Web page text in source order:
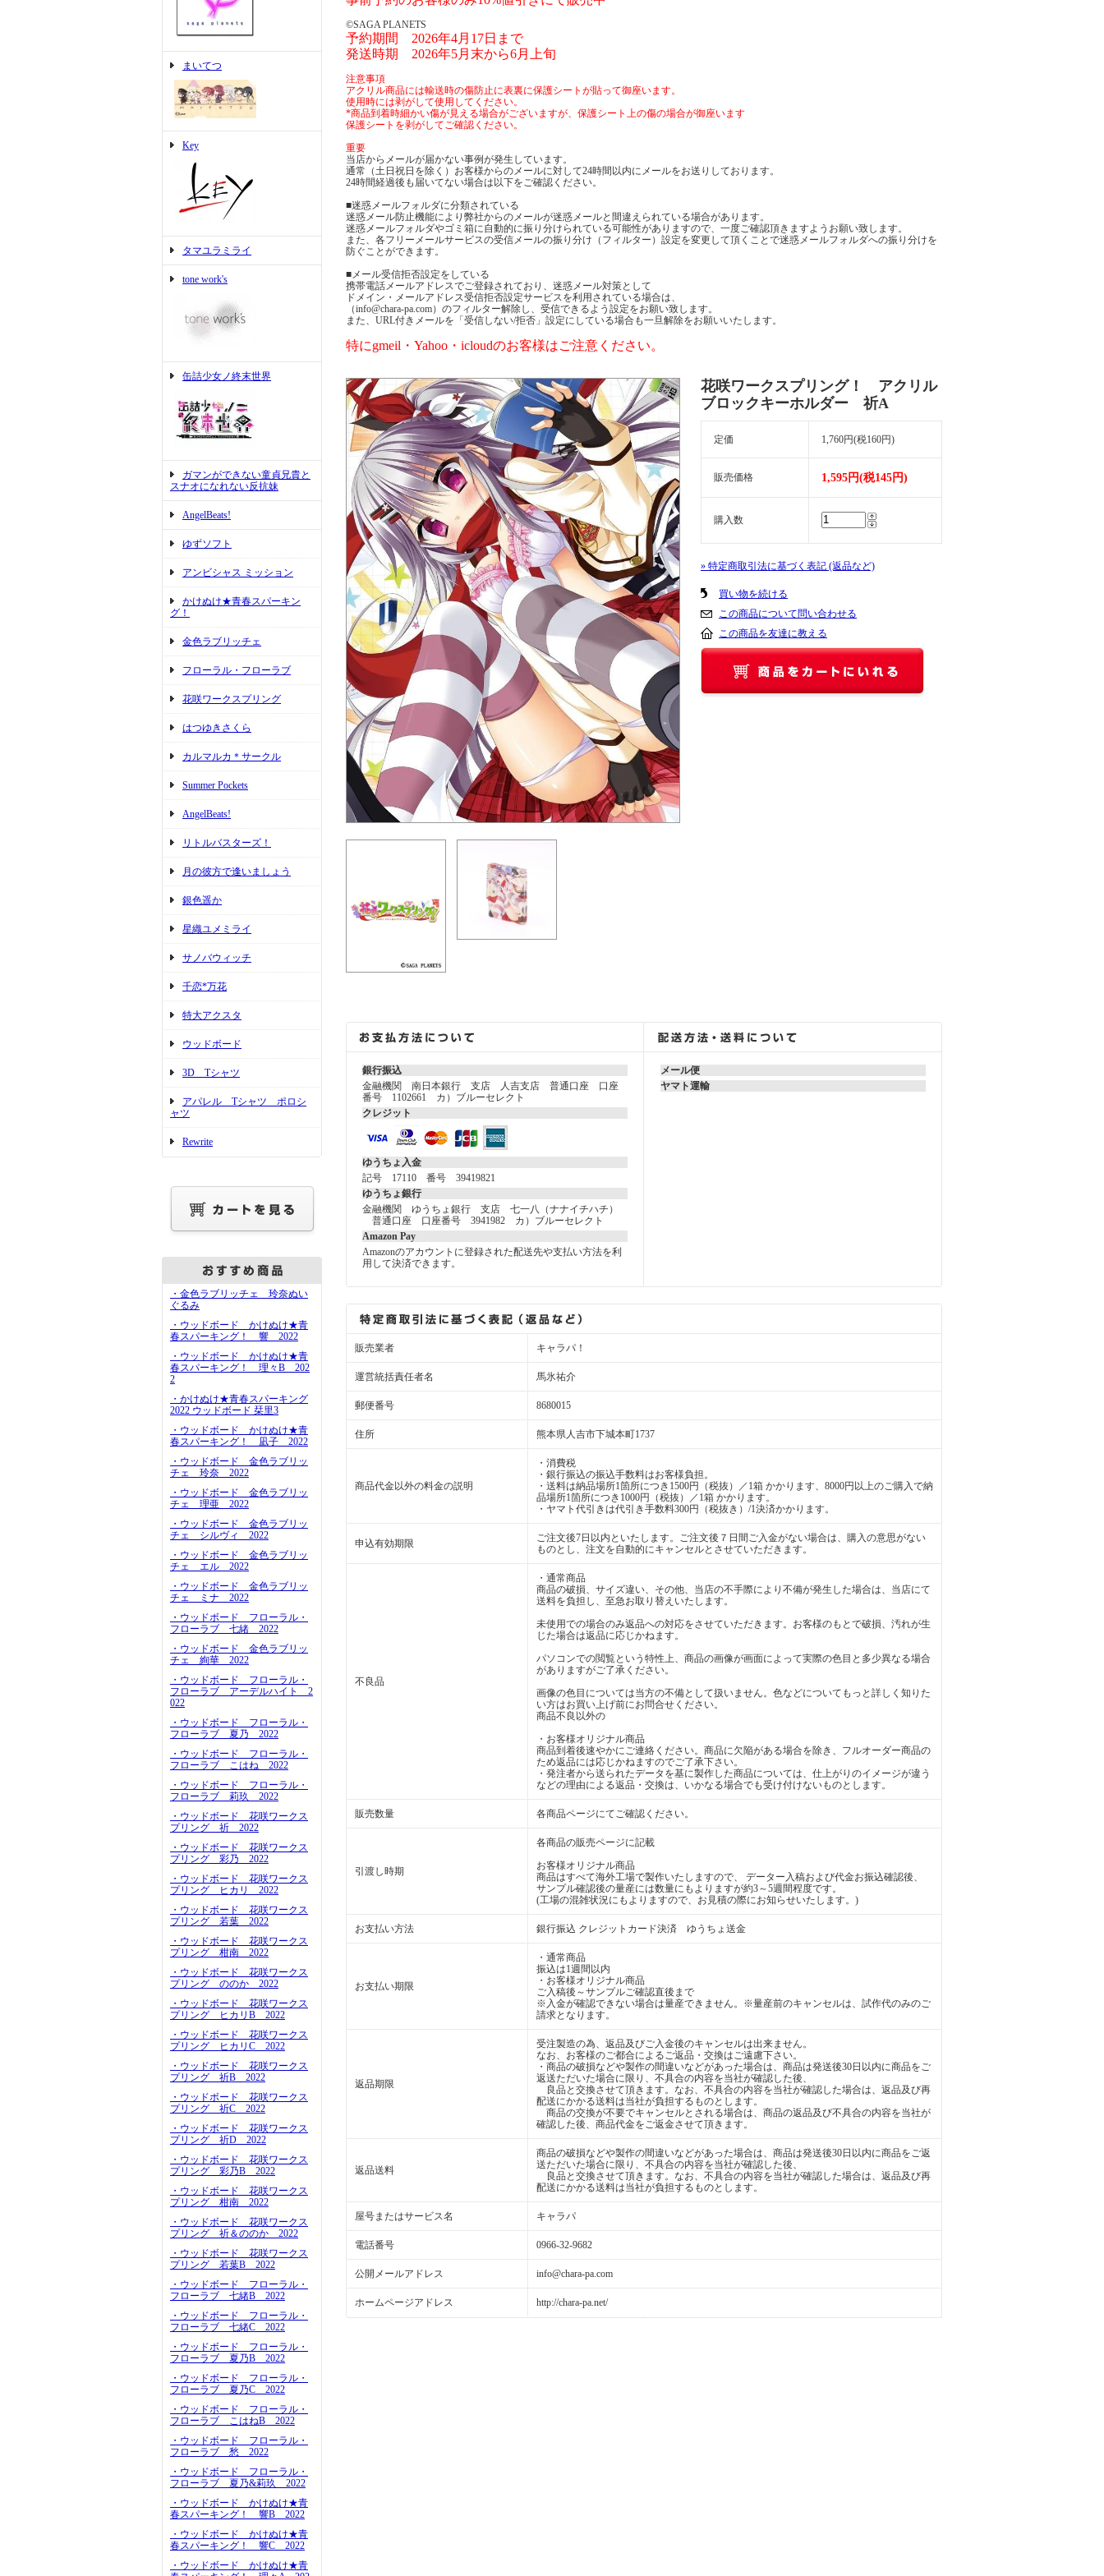
まいてつ
Key
タマユラミライ
tone work's
缶詰少女ノ終末世界
ガマンができない童貞兄貴と
スナオになれない反抗妹
AngelBeats!
ゆずソフト
アンビシャス ミッション
かけぬけ★青春スパーキン
グ！
金色ラブリッチェ
フローラル・フローラブ
花咲ワークスプリング
はつゆきさくら
カルマルカ＊サークル
Summer Pockets
AngelBeats!
リトルバスターズ！
月の彼方で逢いましょう
銀色遥か
星織ユメミライ
サノバウィッチ
千恋*万花
特大アクスタ
ウッドボード
3D Tシャツ
アパレル Tシャツ ポロシ
ャツ
Rewrite
・金色ラブリッチェ 玲奈ぬい
ぐるみ
・ウッドボード かけぬけ★青
春スパーキング！ 響 2022
・ウッドボード かけぬけ★青
春スパーキング！ 理々B 202
2
・かけぬけ★青春スパーキング
2022 ウッドボード 栞里3
・ウッドボード かけぬけ★青
春スパーキング！ 凪子 2022
・ウッドボード 金色ラブリッ
チェ 玲奈 2022
・ウッドボード 金色ラブリッ
チェ 理亜 2022
・ウッドボード 金色ラブリッ
チェ シルヴィ 2022
・ウッドボード 金色ラブリッ
チェ エル 2022
・ウッドボード 金色ラブリッ
チェ ミナ 2022
・ウッドボード フローラル・
フローラブ 七緒 2022
・ウッドボード 金色ラブリッ
チェ 絢華 2022
・ウッドボード フローラル・
フローラブ アーデルハイト 2
022
・ウッドボード フローラル・
フローラブ 夏乃 2022
・ウッドボード フローラル・
フローラブ こはね 2022
・ウッドボード フローラル・
フローラブ 莉玖 2022
・ウッドボード 花咲ワークス
プリング 祈 2022
・ウッドボード 花咲ワークス
プリング 彩乃 2022
・ウッドボード 花咲ワークス
プリング ヒカリ 2022
・ウッドボード 花咲ワークス
プリング 若葉 2022
・ウッドボード 花咲ワークス
プリング 柑南 2022
・ウッドボード 花咲ワークス
プリング ののか 2022
・ウッドボード 花咲ワークス
プリング ヒカリB 2022
・ウッドボード 花咲ワークス
プリング ヒカリC 2022
・ウッドボード 花咲ワークス
プリング 祈B 2022
・ウッドボード 花咲ワークス
プリング 祈C 2022
・ウッドボード 花咲ワークス
プリング 祈D 2022
・ウッドボード 花咲ワークス
プリング 彩乃B 2022
・ウッドボード 花咲ワークス
プリング 柑南 2022
・ウッドボード 花咲ワークス
プリング 祈＆ののか 2022
・ウッドボード 花咲ワークス
プリング 若葉B 2022
・ウッドボード フローラル・
フローラブ 七緒B 2022
・ウッドボード フローラル・
フローラブ 七緒C 2022
・ウッドボード フローラル・
フローラブ 夏乃B 2022
・ウッドボード フローラル・
フローラブ 夏乃C 2022
・ウッドボード フローラル・
フローラブ こはねB 2022
・ウッドボード フローラル・
フローラブ 愁 2022
・ウッドボード フローラル・
フローラブ 夏乃&莉玖 2022
・ウッドボード かけぬけ★青
春スパーキング！ 響B 2022
・ウッドボード かけぬけ★青
春スパーキング！ 響C 2022
・ウッドボード かけぬけ★青
©SAGA PLANETS
予約期間 2026年4月17日まで
発送時期 2026年5月末から6月上旬
注意事項
アクリル商品には輸送時の傷防止に表裏に保護シートが貼って御座います。
使用時には剥がして使用してください。
*商品到着時細かい傷が見える場合がございますが、保護シート上の傷の場合が御座います
保護シートを剥がしてご確認ください。
重要
当店からメールが届かない事例が発生しています。
通常（土日祝日を除く）お客様からのメールに対して24時間以内にメールをお送りしております。
24時間経過後も届いてない場合は以下をご確認ください。
■迷惑メールフォルダに分類されている
迷惑メール防止機能により弊社からのメールが迷惑メールと間違えられている場合があります。
迷惑メールフォルダやゴミ箱に自動的に振り分けられている可能性がありますので、一度ご確認頂きますようお願い致します。
また、各フリーメールサービスの受信メールの振り分け（フィルター）設定を変更して頂くことで迷惑メールフォルダへの振り分けを
防ぐことができます。
■メール受信拒否設定をしている
携帯電話メールアドレスでご登録されており、迷惑メール対策として
ドメイン・メールアドレス受信拒否設定サービスを利用されている場合は、
（info@chara-pa.com）のフィルター解除し、受信できるよう設定をお願い致します。
また、URL付きメールを「受信しない/拒否」設定にしている場合も一旦解除をお願いいたします。
特にgmeil・Yahoo・icloudのお客様はご注意ください。
花咲ワークスプリング！ アクリル
ブロックキーホルダー 祈A
定価 1,760円(税160円)
販売価格 1,595円(税145円)
購入数
» 特定商取引法に基づく表記 (返品など)
買い物を続ける
この商品について問い合わせる
この商品を友達に教える
銀行振込
金融機関 南日本銀行 支店 人吉支店 普通口座 口座
番号 1102661 カ）ブルーセレクト
クレジット
ゆうちょ入金
記号 17110 番号 39419821
ゆうちょ銀行
金融機関 ゆうちょ銀行 支店 七一八（ナナイチハチ）
普通口座 口座番号 3941982 カ）ブルーセレクト
Amazon Pay
Amazonのアカウントに登録された配送先や支払い方法を利
用して決済できます。
メール便
ヤマト運輸
販売業者 キャラパ！
運営統括責任者名 馬氷祐介
郵便番号 8680015
住所 熊本県人吉市下城本町1737
商品代金以外の料金の説明
・消費税
・銀行振込の振込手数料はお客様負担。
・送料は納品場所1箇所につき1500円（税抜）／1箱 かかります、8000円以上のご購入で納
品場所1箇所につき1000円（税抜）／1箱 かかります。
・ヤマト代引きは代引き手数料300円（税抜き）/1決済かかります。
申込有効期限
ご注文後7日以内といたします。ご注文後７日間ご入金がない場合は、購入の意思がない
ものとし、注文を自動的にキャンセルとさせていただきます。
不良品
・通常商品
商品の破損、サイズ違い、その他、当店の不手際により不備が発生した場合は、当店にて
送料を負担し、至急お取り替えいたします。
未使用での場合のみ返品への対応をさせていただきます。お客様のもとで破損、汚れが生
じた場合は返品に応じかねます。
パソコンでの閲覧という特性上、商品の画像が画面によって実際の色目と多少異なる場合
がありますがご了承ください。
画像の色目については当方の不備として扱いません。色などについてもっと詳しく知りた
い方はお買い上げ前にお問合せください。
商品不良以外の
・お客様オリジナル商品
商品到着後速やかにご連絡ください。商品に欠陥がある場合を除き、フルオーダー商品の
ため返品には応じかねますのでご了承下さい。
・発注者から送られたデータを基に製作した商品については、仕上がりのイメージが違う
などの理由による返品・交換は、いかなる場合でも受け付けないものとします。
販売数量 各商品ページにてご確認ください。
引渡し時期
各商品の販売ページに記載
お客様オリジナル商品
商品はすべて海外工場で製作いたしますので、 データー入稿および代金お振込確認後、
サンプル確認後の量産には数量にもよりますが約3～5週間程度です。
(工場の混雑状況にもよりますので、お見積の際にお知らせいたします。)
お支払い方法 銀行振込 クレジットカード決済 ゆうちょ送金
お支払い期限
・通常商品
振込は1週間以内
・お客様オリジナル商品
ご入稿後～サンプルご確認直後まで
※入金が確認できない場合は量産できません。※量産前のキャンセルは、試作代のみのご
請求となります。
返品期限
受注製造の為、返品及びご入金後のキャンセルは出来ません。
なお、お客様のご都合によるご返品・交換はご遠慮下さい。
・商品の破損などや製作の間違いなどがあった場合は、商品は発送後30日以内に商品をご
返送ただいた場合に限り、不具合の内容を当社が確認した後、
良品と交換させて頂きます。なお、不具合の内容を当社が確認した場合は、返品及び再
配送にかかる送料は当社が負担するものとします。
商品の交換が不要でキャンセルとされる場合は、商品の返品及び不具合の内容を当社が
確認した後、商品代金をご返金させて頂きます。
返品送料
商品の破損などや製作の間違いなどがあった場合は、商品は発送後30日以内に商品をご返
送ただいた場合に限り、不具合の内容を当社が確認した後、
良品と交換させて頂きます。なお、不具合の内容を当社が確認した場合は、返品及び再
配送にかかる送料は当社が負担するものとします。
屋号またはサービス名 キャラパ
電話番号 0966-32-9682
公開メールアドレス info@chara-pa.com
ホームページアドレス http://chara-pa.net/